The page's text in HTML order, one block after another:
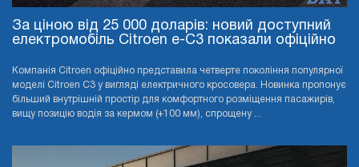
За ціною від 25 000 доларів: новий доступний
електромобіль Citroen e-C3 показали офіційно
Компанія Citroen офіційно представила четверте покоління популярної
моделі Citroen C3 у вигляді електричного кросовера. Новинка пропонує
більший внутрішній простір для комфортного розміщення пасажирів,
вищу позицію водія за кермом (+100 мм), спрощену ...